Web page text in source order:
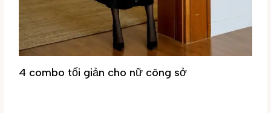
4 combo tối giản cho nữ công sở